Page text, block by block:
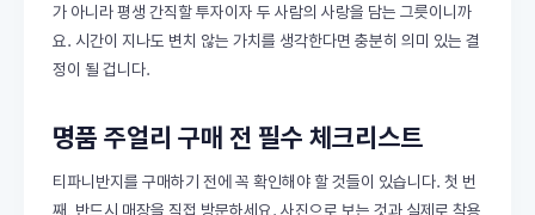
가 아니라 평생 간직할 투자이자 두 사람의 사랑을 담는 그릇이니까
요. 시간이 지나도 변치 않는 가치를 생각한다면 충분히 의미 있는 결
정이 될 겁니다.
명품 주얼리 구매 전 필수 체크리스트
티파니반지를 구매하기 전에 꼭 확인해야 할 것들이 있습니다. 첫 번
째, 반드시 매장을 직접 방문하세요. 사진으로 보는 것과 실제로 착용